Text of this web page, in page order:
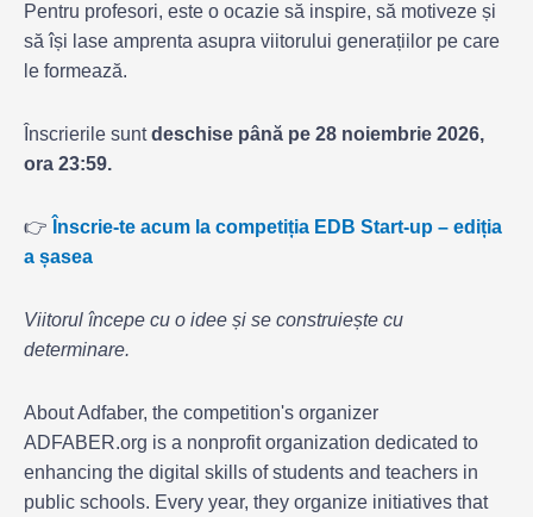
Pentru profesori, este o ocazie să inspire, să motiveze și
să își lase amprenta asupra viitorului generațiilor pe care
le formează.
Înscrierile suntdeschise până pe 28 noiembrie 2026,
ora 23:59.
👉 Înscrie-te acum la competiția EDB Start-up – ediția
a șasea
Viitorul începe cu o idee și se construiește cu
determinare.
About Adfaber, the competition's organizer
ADFABER.org is a nonprofit organization dedicated to
enhancing the digital skills of students and teachers in
public schools. Every year, they organize initiatives that